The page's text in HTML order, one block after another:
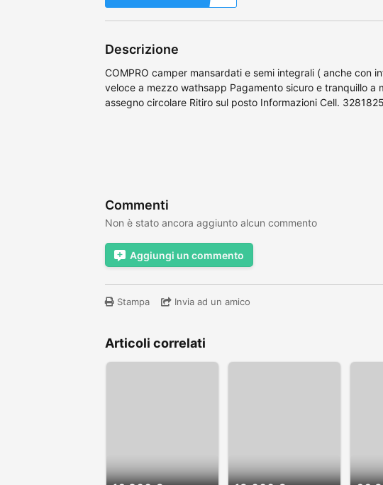
Descrizione
COMPRO camper mansardati e semi integrali ( anche con
veloce a mezzo wathsapp Pagamento sicuro e tranquillo a
assegno circolare Ritiro sul posto Informazioni Cell.
Commenti
Non è stato ancora aggiunto alcun commento
Aggiungi un commento
Stampa Invia ad un amico
Articoli correlati